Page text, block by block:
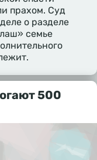
прахом. Суд
о разделе
семье
500